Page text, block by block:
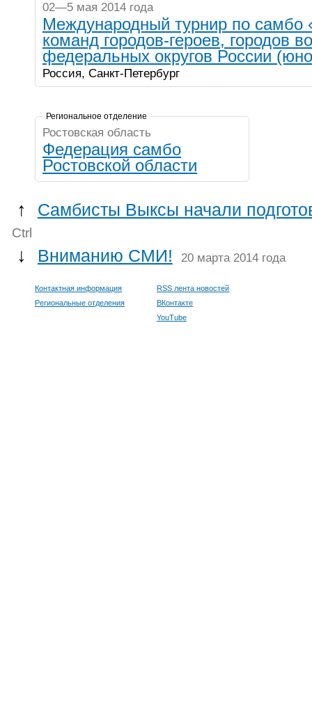
02—5 мая 2014 года
Международный турнир по самбо
команд городов-героев, городов
федеральных округов России
Россия, Санкт-Петербург
Региональное отделение
Ростовская область
Федерация cамбо
Ростовской области
↑ Самбисты Выксы начали
Ctrl
↓ Вниманию СМИ! 20 марта 2014 года
Контактная информация
Региональные отделения
RSS лента новостей
ВКонтакте
YouTube